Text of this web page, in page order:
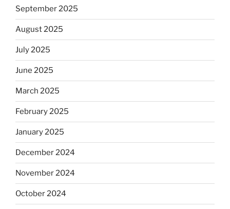
September 2025
August 2025
July 2025
June 2025
March 2025
February 2025
January 2025
December 2024
November 2024
October 2024